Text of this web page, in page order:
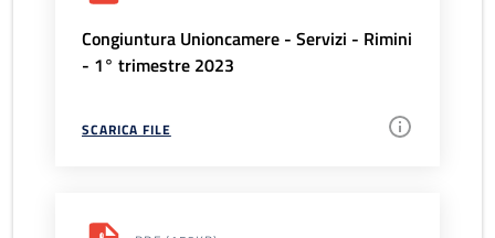
Congiuntura Unioncamere - Servizi - Rimini
- 1° trimestre 2023
SCARICA FILE